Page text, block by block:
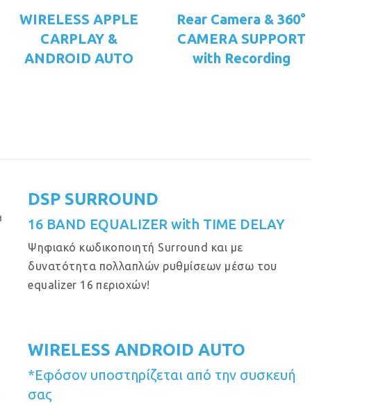
WIRELESS APPLE
CARPLAY &
ANDROID AUTO
Rear Camera & 360°
CAMERA SUPPORT
with Recording
DSP SURROUND
16 BAND EQUALIZER with TIME DELAY
Ψηφιακό κωδικοποιητή Surround και με
δυνατότητα πολλαπλών ρυθμίσεων μέσω του
equalizer 16 περιοχών!
WIRELESS ANDROID AUTO
*Εφόσον υποστηρίζεται από την συσκευή
σας